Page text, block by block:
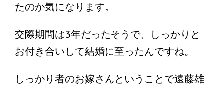
たのか気になります。
交際期間は3年だったそうで、しっかりと
お付き合いして結婚に至ったんですね。
しっかり者のお嫁さんということで遠藤雄